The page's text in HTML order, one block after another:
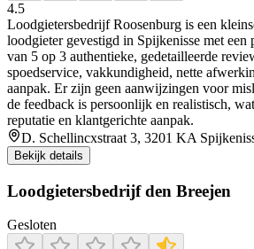
4.5
Loodgietersbedrijf Roosenburg is een
loodgieter gevestigd in Spijkenisse met een
van 5 op 3 authentieke, gedetailleerde
spoedservice, vakkundigheid, nette
aanpak. Er zijn geen aanwijzingen voor
de feedback is persoonlijk en realistisch,
reputatie en klantgerichte aanpak.
D. Schellincxstraat 3, 3201 KA
Bekijk details
Loodgietersbedrijf den Breejen
Gesloten